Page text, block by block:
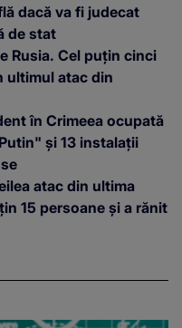
dacă va fi judecat
de stat
Rusia. Cel puțin cinci
ultimul atac din
în Crimeea ocupată
și 13 instalații
atac din ultima
15 persoane și a rănit